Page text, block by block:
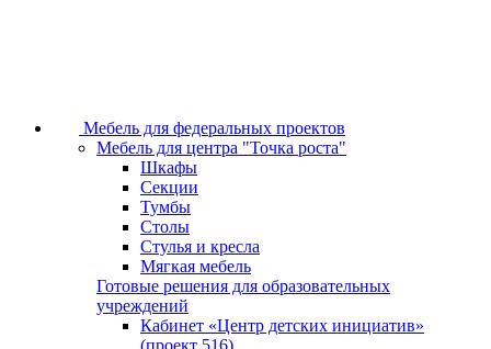
Мебель для федеральных проектов
Мебель для центра "Точка роста"
Шкафы
Секции
Тумбы
Столы
Стулья и кресла
Мягкая мебель
Готовые решения для образовательных
учреждений
Кабинет «Центр детских инициатив»
(проект 516)